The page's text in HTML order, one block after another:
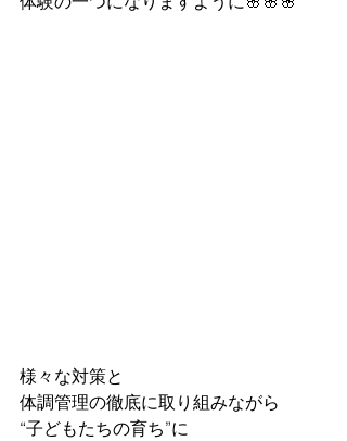
様々な対策と
体調管理の徹底に取り組みながら
“子どもたちの育ち”に